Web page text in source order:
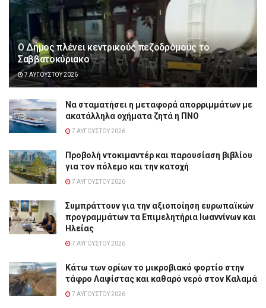
Ο Δήμος πλένει κεντρικούς πεζοδρόμους το
Σαββατοκύριακο
7 ΑΥΓΟΎΣΤΟΥ 2026
Να σταματήσει η μεταφορά απορριμμάτων με
ακατάλληλα οχήματα ζητά η ΠΝΟ
7 ΑΥΓΟΎΣΤΟΥ 2026
Προβολή ντοκιμαντέρ και παρουσίαση βιβλίου
για τον πόλεμο και την κατοχή
7 ΑΥΓΟΎΣΤΟΥ 2026
Συμπράττουν για την αξιοποίηση ευρωπαϊκών
προγραμμάτων τα Επιμελητήρια Ιωαννίνων και
Ηλείας
7 ΑΥΓΟΎΣΤΟΥ 2026
Κάτω των ορίων το μικροβιακό φορτίο στην
τάφρο Λαψίστας και καθαρό νερό στον Καλαμά
7 ΑΥΓΟΎΣΤΟΥ 2026